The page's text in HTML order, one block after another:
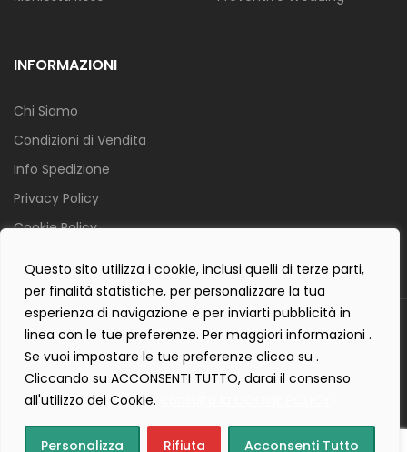
Questo sito utilizza i cookie, inclusi quelli di terze parti,
per finalità statistiche, per personalizzare la tua
esperienza di navigazione e per inviarti pubblicità in
linea con le tue preferenze. Per maggiori informazioni .
Se vuoi impostare le tue preferenze clicca su .
Cliccando su ACCONSENTI TUTTO, darai il consenso
all'utilizzo dei Cookie.
Personalizza Rifiuta Acconsenti Tutto
INFORMAZIONI
Chi Siamo
Condizioni di Vendita
Info Spedizione
Privacy Policy
Cookie Policy
Copyright 2019 © Tecnostudio di Martellini Nicoletta
Powered with